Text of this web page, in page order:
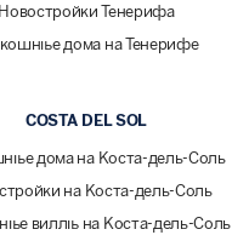
Новостройки Тенерифа
дома на Тенерифе
COSTA DEL SOL
дома на Коста-дель-Соль
на Коста-дель-Соль
виллы на Коста-дель-Соль